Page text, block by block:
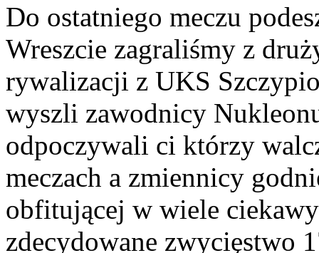
Do ostatniego meczu
Wreszcie zagraliśmy z
rywalizacji z UKS
wyszli zawodnicy
odpoczywali ci którzy
meczach a zmiennicy
obfitującej w wiele
zdecydowane zwycięstwo